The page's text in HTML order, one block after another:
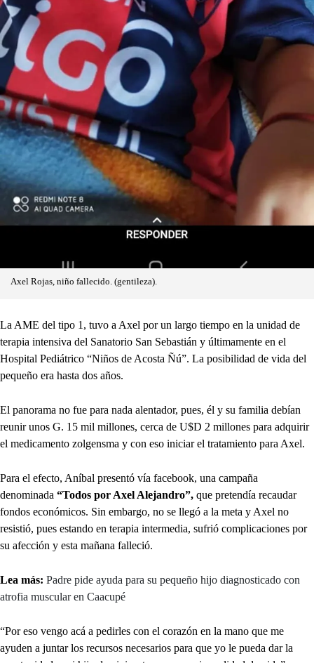
Axel Rojas, niño fallecido. (gentileza).
La AME del tipo 1, tuvo a Axel por un largo tiempo en la unidad de
terapia intensiva del Sanatorio San Sebastián y últimamente en el
Hospital Pediátrico “Niños de Acosta Ñú”. La posibilidad de vida del
pequeño era hasta dos años.
El panorama no fue para nada alentador, pues, él y su familia debían
reunir unos G. 15 mil millones, cerca de U$D 2 millones para adquirir
el medicamento zolgensma y con eso iniciar el tratamiento para Axel.
Para el efecto, Aníbal presentó vía facebook, una campaña
denominada “Todos por Axel Alejandro”, que pretendía recaudar
fondos económicos. Sin embargo, no se llegó a la meta y Axel no
resistió, pues estando en terapia intermedia, sufrió complicaciones por
su afección y esta mañana falleció.
Lea más: Padre pide ayuda para su pequeño hijo diagnosticado con
atrofia muscular en Caacupé
“Por eso vengo acá a pedirles con el corazón en la mano que me
ayuden a juntar los recursos necesarios para que yo le pueda dar la